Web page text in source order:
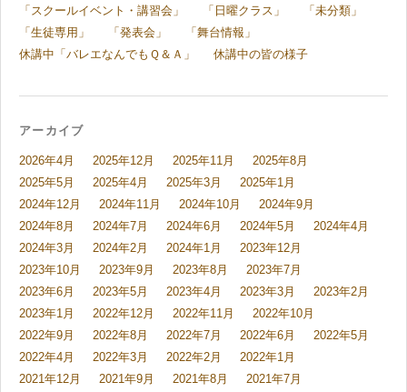
「スクールイベント・講習会」
「日曜クラス」
「未分類」
「生徒専用」
「発表会」
「舞台情報」
休講中「バレエなんでもＱ＆Ａ」
休講中の皆の様子
アーカイブ
2026年4月 2025年12月 2025年11月
2025年8月
2025年5月
2025年4月 2025年3月
2025年1月
2024年12月
2024年11月 2024年10月
2024年9月
2024年8月
2024年7月 2024年6月 2024年5月
2024年4月
2024年3月
2024年2月 2024年1月
2023年12月
2023年10月
2023年9月 2023年8月
2023年7月
2023年6月
2023年5月 2023年4月 2023年3月
2023年2月
2023年1月
2022年12月 2022年11月
2022年10月
2022年9月
2022年8月 2022年7月 2022年6月
2022年5月
2022年4月
2022年3月 2022年2月
2022年1月
2021年12月
2021年9月 2021年8月
2021年7月